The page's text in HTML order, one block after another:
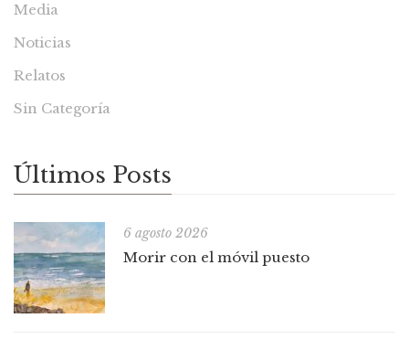
Media
Noticias
Relatos
Sin Categoría
Últimos Posts
6 agosto 2026
Morir con el móvil puesto